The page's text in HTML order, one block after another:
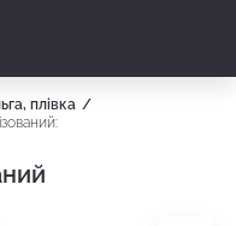
плівка